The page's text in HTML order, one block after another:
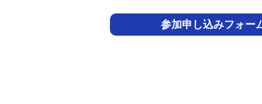
参加申し込みフォー